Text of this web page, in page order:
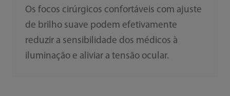
Os focos cirúrgicos confortáveis com ajuste
de brilho suave podem efetivamente
reduzir a sensibilidade dos médicos à
iluminação e aliviar a tensão ocular.